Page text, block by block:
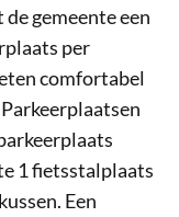
gemeente een
per
comfortabel
1 fietsstalplaats
Een